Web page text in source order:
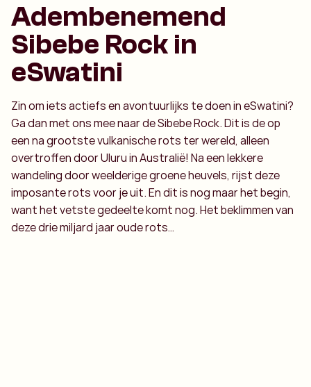
Adembenemend
Sibebe Rock in
eSwatini
Zin om iets actiefs en avontuurlijks te doen in eSwatini?
Ga dan met ons mee naar de Sibebe Rock. Dit is de op
een na grootste vulkanische rots ter wereld, alleen
overtroffen door Uluru in Australië! Na een lekkere
wandeling door weelderige groene heuvels, rijst deze
imposante rots voor je uit. En dit is nog maar het begin,
want het vetste gedeelte komt nog. Het beklimmen van
deze drie miljard jaar oude rots…